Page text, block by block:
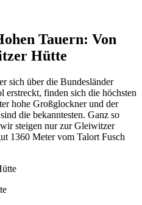
Tauern: Von
Hütte
sich über die Bundesländer
finden sich die höchsten
hohe Großglockner und der
die bekanntesten. Ganz so
steigen nur zur Gleiwitzer
1360 Meter vom Talort Fusch